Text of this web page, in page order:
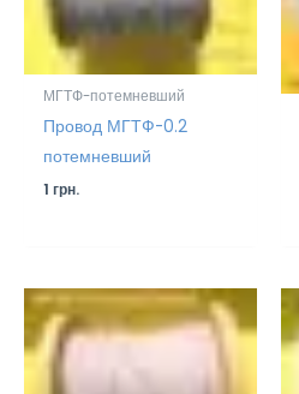
МГТФ-потемневший
Провод МГТФ-0.2
потемневший
1грн.